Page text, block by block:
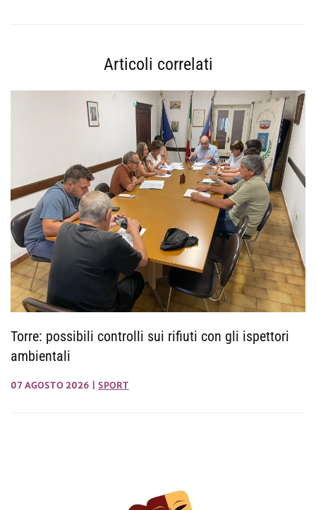
Articoli correlati
Torre: possibili controlli sui rifiuti con gli ispettori
ambientali
07 AGOSTO 2026 SPORT